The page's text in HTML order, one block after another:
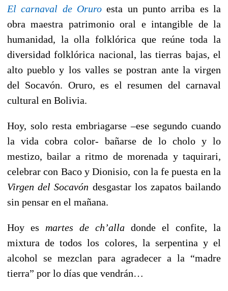
Elcarnaval de Oruro esta un punto arriba es la
obra maestra patrimonio oral e intangible de la
humanidad, la olla folklórica que reúne toda la
diversidad folklórica nacional, las tierras bajas, el
alto pueblo y los valles se postran ante la virgen
del Socavón. Oruro, es el resumen del carnaval
cultural en Bolivia.
Hoy, solo resta embriagarse –ese segundo cuando
la vida cobra color- bañarse de lo cholo y lo
mestizo, bailar a ritmo de morenada y taquirari,
celebrar con Baco y Dionisio, con la fe puesta en la
Virgen del Socavón desgastar los zapatos bailando
sin pensar en el mañana.
Hoy es martes de ch’alla donde el confite, la
mixtura de todos los colores, la serpentina y el
alcohol se mezclan para agradecer a la “madre
tierra” por lo días que vendrán…